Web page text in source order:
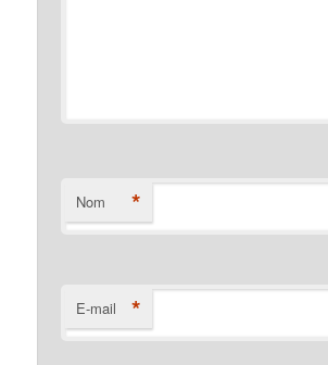
Nom *
E-mail *